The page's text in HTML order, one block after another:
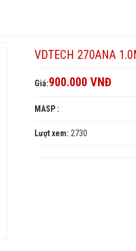
VDTECH 270ANA
Giá:900.000 VNĐ
MASP :
Lượt xem: 2730